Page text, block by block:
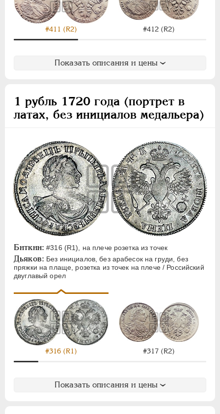
#411 (R2) #412 (R2)
Показать описания и цены
1 рубль 1720 года (портрет в
латах, без инициалов медальера)
Биткин: #316 (R1), на плече розетка из точек
Дьяков: Без инициалов, без арабесок на груди, без
пряжки на плаще, розетка из точек на плече / Российский
двуглавый орел
#316 (R1) #317 (R2)
Показать описания и цены